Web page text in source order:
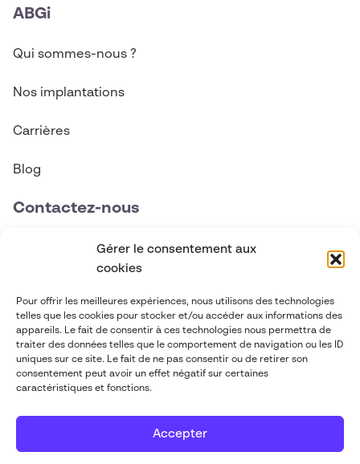
Gérer le consentement aux
cookies
Pour offrir les meilleures expériences, nous utilisons des technologies
telles que les cookies pour stocker et/ou accéder aux informations des
appareils. Le fait de consentir à ces technologies nous permettra de
traiter des données telles que le comportement de navigation ou les ID
uniques sur ce site. Le fait de ne pas consentir ou de retirer son
consentement peut avoir un effet négatif sur certaines
caractéristiques et fonctions.
Accepter
ABGi
Qui sommes-nous ?
Nos implantations
Carrières
Blog
Contactez-nous
contact@abgi-canada.com
Suivez-nous
Mentions légales